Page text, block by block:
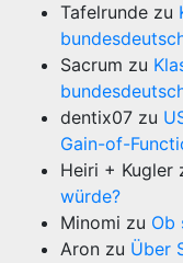
Tafelrunde zu
Sacrum zu
dentix07 zu
Gain-of-
Heiri + Kugler
würde?
Minomi zu Ob
Aron zu Über